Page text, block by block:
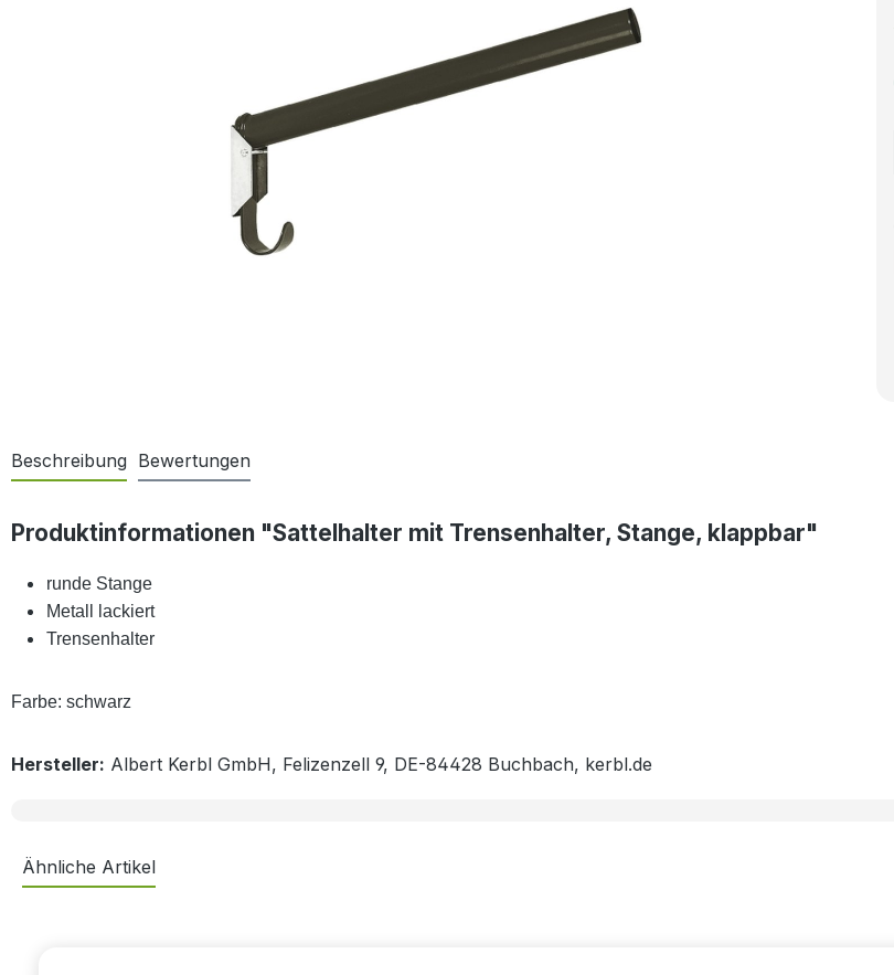
Beschreibung Bewertungen
Produktinformationen "Sattelhalter mit Trensenhalter, Stange, klappbar"
runde Stange
Metall lackiert
Trensenhalter
Farbe: schwarz
Hersteller: Albert Kerbl GmbH, Felizenzell 9, DE-84428 Buchbach, kerbl.de
Ähnliche Artikel